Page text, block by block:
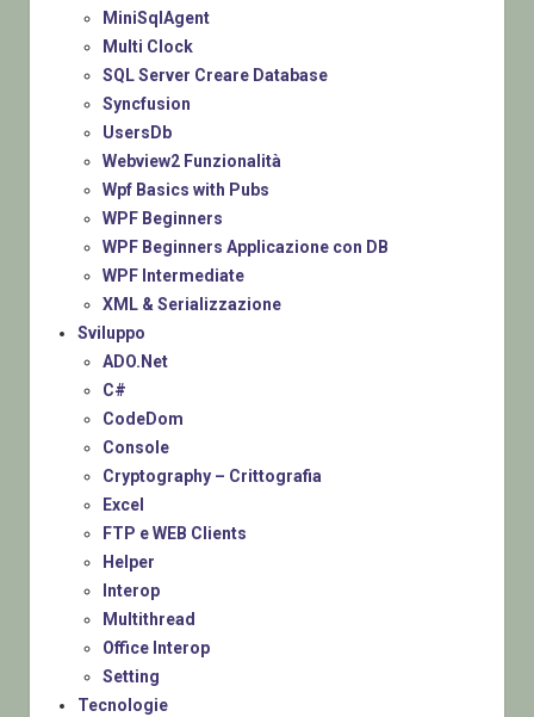
MiniSqlAgent
Multi Clock
SQL Server Creare Database
Syncfusion
UsersDb
Webview2 Funzionalità
Wpf Basics with Pubs
WPF Beginners
WPF Beginners Applicazione con DB
WPF Intermediate
XML & Serializzazione
Sviluppo
ADO.Net
C#
CodeDom
Console
Cryptography – Crittografia
Excel
FTP e WEB Clients
Helper
Interop
Multithread
Office Interop
Setting
Tecnologie